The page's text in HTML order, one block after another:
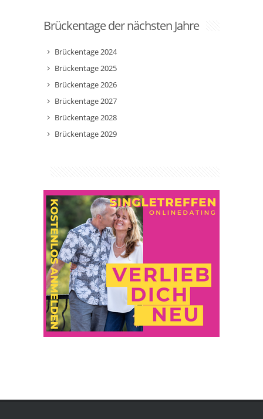
Brückentage der nächsten Jahre
Brückentage 2024
Brückentage 2025
Brückentage 2026
Brückentage 2027
Brückentage 2028
Brückentage 2029